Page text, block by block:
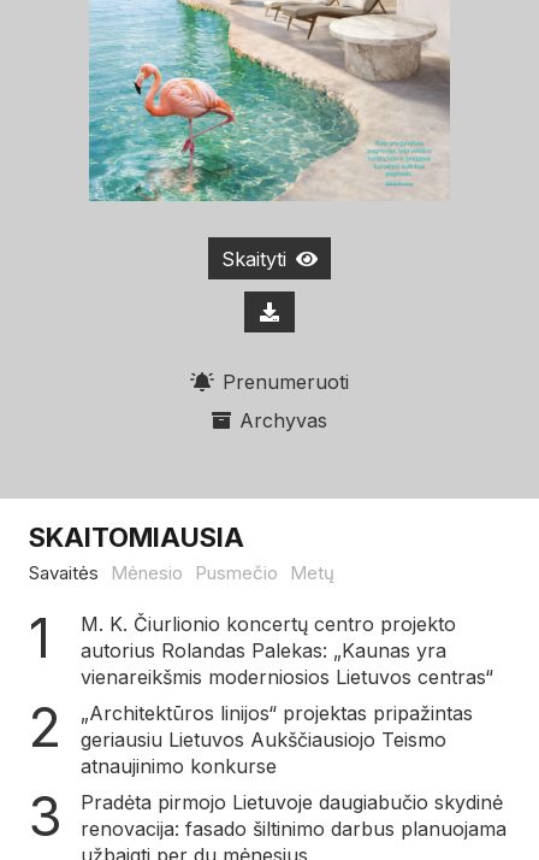
Skaityti
Prenumeruoti
Archyvas
SKAITOMIAUSIA
Savaitės Mėnesio Pusmečio Metų
M. K. Čiurlionio koncertų centro projekto
autorius Rolandas Palekas: „Kaunas yra
vienareikšmis moderniosios Lietuvos centras“
„Architektūros linijos“ projektas pripažintas
geriausiu Lietuvos Aukščiausiojo Teismo
atnaujinimo konkurse
Pradėta pirmojo Lietuvoje daugiabučio skydinė
renovacija: fasado šiltinimo darbus planuojama
užbaigti per du mėnesius